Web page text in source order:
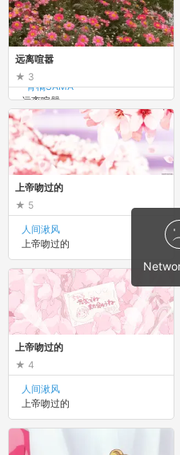
上帝吻过的
5
人间湫风
上帝吻过的
上帝吻过的
4
人间湫风
上帝吻过的
远离喧嚣
3
-青橘SAMA-
远离喧嚣